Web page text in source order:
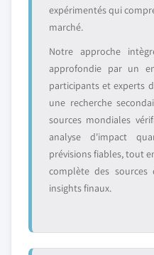
expérimentés qui
marché.
Notre approche
approfondie par un
participants et experts
une recherche
sources mondiales
analyse d'impact
prévisions fiables, tout
complète des sources
insights finaux.